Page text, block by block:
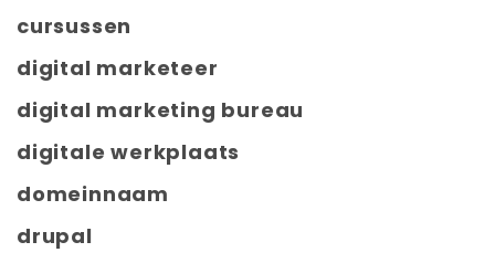
cursussen
digital marketeer
digital marketing bureau
digitale werkplaats
domeinnaam
drupal